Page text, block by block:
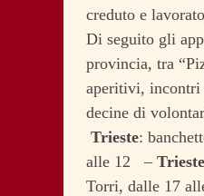
creduto e
Di seguito gli
provincia, tra
aperitivi, incontri
decine di
Trieste:
alle 12 – Trieste
Torri, dalle 17